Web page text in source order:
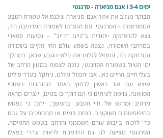
ימים 3-4 I אגם מניארה - סרנגטי
הבוקר נעזוב את אזור אגם מניארה וניכנס אל שמורת הטבע
המפורסמת – הסרנגטי. עם הגעתנו לשמורה המרהיבה הזו,
נצא להרפתקה ייחודית ב"גיים דרייב" – נסיעות ספארי
במרחבי השמורה. נצפה בשפע עולם החי הקיים בשמורה
המרתקת הזו, ונתחיל לגלות את פלאי הטבע שכאן. במהלך
ימי הטיול בשמורת הסרנגטי, נזכה לצפות במגוון הרחב של
בעלי חיים החיים כאן. אם יתמזל מזלנו, ניתקל בעדר פילים
שיצא עם אור ראשון לרחוץ באחד מהנהרות בשטחי
הסוואנה. נדמה לעיתים כי הם רוקדים במים, ויוצרים מראה
מרהיב ומרגש של חיי הטבע. בהמשך, ייתכן כי נפגוש
בהיפופוטמים השוקעים בנחת במים או מתהפכים על גבם
כדי לזכות בייבוש עורם השמנוני והרחב בשמש החמימה.
הסרנגטי מציעה לנו גם הזדמנות לראות עדרי בפאלו